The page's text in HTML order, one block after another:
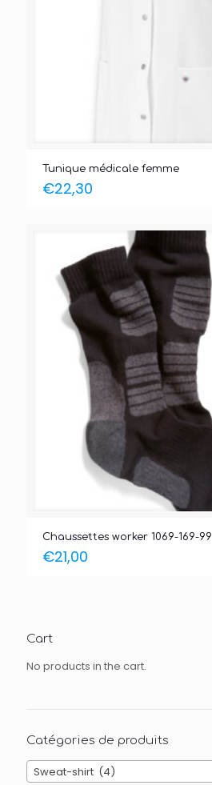
Tunique médicale femme
€22,30
Chaussettes worker 1069-169-99
€21,00
Cart
No products in the cart.
Catégories de produits
Sweat-shirt (4)